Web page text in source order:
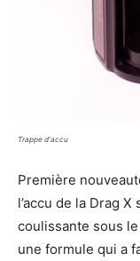
Trappe d’accu
Première
l’accu de la Drag X
coulissante sous
une formule qui a